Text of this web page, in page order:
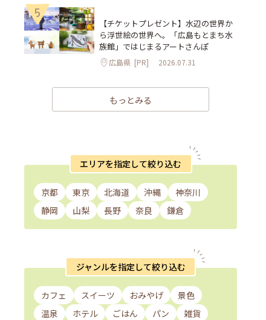
5
【チケットプレゼント】水辺の世界か
ら浮世絵の世界へ。「広島もとまち水
族館」ではじまるアートさんぽ
広島県 [PR] 2026.07.31
もっとみる
エリアを指定して絞り込む
京都 東京 北海道 沖縄
神奈川
静岡
山梨 長野 奈良 鎌倉
ジャンルを指定して絞り込む
カフェ スイーツ おみやげ
景色
温泉
ホテル ごはん パン
雑貨